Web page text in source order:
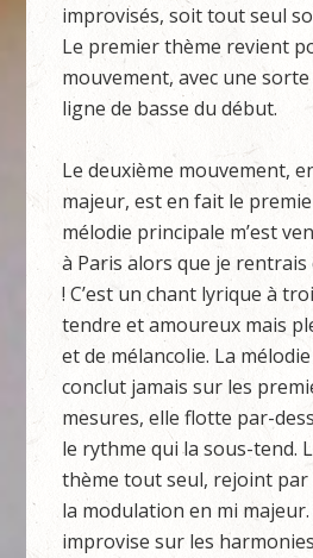
improvisés, soit tout seul
Le premier thème revient
mouvement, avec une
ligne de basse du début.
Le deuxième mouvement,
majeur, est en fait le
mélodie principale m’est
à Paris alors que je rentrais
! C’est un chant lyrique à
tendre et amoureux mais
et de mélancolie. La
conclut jamais sur les
mesures, elle flotte par-
le rythme qui la sous-tend.
thème tout seul, rejoint par
la modulation en mi
improvise sur les